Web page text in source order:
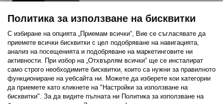
Последвайте ни:
FacebookTwitterYoutubePinterestInstagram
Политика за използване на бисквитки
С избиране на опцията „Приемам всички“, Вие се съгласявате да
приемете всички бисквитки с цел подобряване на навигацията,
анализ на посещенията и подобряване на маркетинговите ни
активности. При избор на „Отхвърлям всички“ ще се инсталират
само строго необходимитe бисквитки, които са нужни за правилното
функциониране на уебсайта ни. Можете да изберете кои категории
да приемете като кликнете на "Настройки за използване на
бисквитки". За да видите пълната ни Политика за използване на